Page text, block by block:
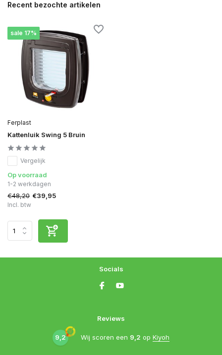
Recent bezochte artikelen
sale 17%
Ferplast
Kattenluik Swing 5 Bruin
Vergelijk
Op voorraad
1-2 werkdagen
€48,20 €39,95
Incl. btw
Reviews
9,2 Wij scoren een 9,2 op Kiyoh
Socials